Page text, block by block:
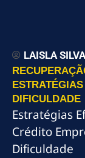
LAISLA SILVA
DIFICULDADE
Estratégias
Crédito
Dificuldade